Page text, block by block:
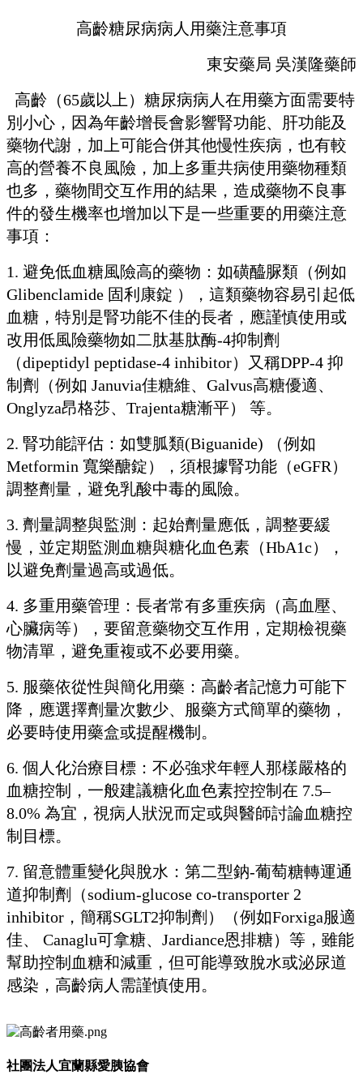
高齡糖尿病病人用藥注意事項
東安藥局 吳漢隆藥師
高齡（65歲以上）糖尿病病人在用藥方面需要特
別小心，因為年齡增長會影響腎功能、肝功能及
藥物代謝，加上可能合併其他慢性疾病，也有較
高的營養不良風險，加上多重共病使用藥物種類
也多，藥物間交互作用的結果，造成藥物不良事
件的發生機率也增加以下是一些重要的用藥注意
事項：
1. 避免低血糖風險高的藥物：如磺醯脲類（例如
Glibenclamide 固利康錠 ），這類藥物容易引起低
血糖，特別是腎功能不佳的長者，應謹慎使用或
改用低風險藥物如二肽基肽酶-4抑制劑
（dipeptidyl peptidase-4 inhibitor）又稱DPP-4 抑
制劑 （例如 Januvia佳糖維、 Galvus高糖優適、
Onglyza昂格莎、 Trajenta糖漸平）
等。
2. 腎功能評估：如雙胍類(Biguanide)
（例如
Metformin 寬樂醣錠），須根據腎功能（eGFR）
調整劑量，避免乳酸中毒的風險。
3. 劑量調整與監測：起始劑量應低，調整要緩
慢，並定期監測血糖與糖化血色素（HbA1c），
以避免劑量過高或過低。
4. 多重用藥管理：長者常有多重疾病（高血壓、
心臟病等），要留意藥物交互作用，定期檢視藥
物清單，避免重複或不必要用藥。
5. 服藥依從性與簡化用藥：高齡者記憶力可能下
降，應選擇劑量次數少、服藥方式簡單的藥物，
必要時使用藥盒或提醒機制。
6. 個人化治療目標：不必強求年輕人那樣嚴格的
血糖控制，一般建議糖化血色素控控制在 7.5–
8.0% 為宜，視病人狀況而定或與醫師討論血糖控
制目標。
7. 留意體重變化與脫水：第二型鈉-葡萄糖轉運通
道抑制劑（sodium-glucose co-transporter 2
inhibitor ，簡稱SGLT2抑制劑）（例如Forxiga服適
佳、
Canaglu可拿糖、 Jardiance恩排糖）等，雖能
幫助控制血糖和減重，但可能導致脫水或泌尿道
感染，高齡病人需謹慎使用。
社團法人宜蘭縣愛胰協會